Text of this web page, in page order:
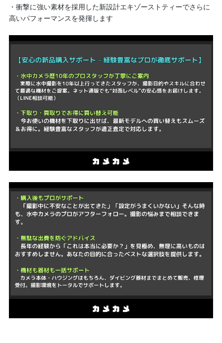
・衝撃に強い素材を採用した新設計エキゾーストティーでさらに
高いパフォーマンスを発揮します